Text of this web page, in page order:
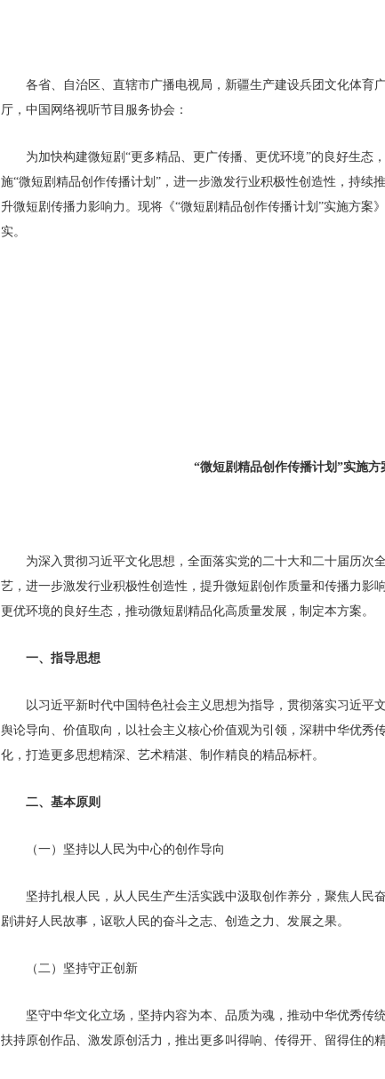
各省、自治区、直辖市广播电视局，新疆生产建设兵团文化体育
厅，中国网络视听节目服务协会：
为加快构建微短剧“更多精品、更广传播、更优环境”的良好生态
施“微短剧精品创作传播计划”，进一步激发行业积极性创造性，持续
升微短剧传播力影响力。现将《“微短剧精品创作传播计划”实施方案
实。
“微短剧精品创作传播计划”实施方
为深入贯彻习近平文化思想，全面落实党的二十大和二十届历次
艺，进一步激发行业积极性创造性，提升微短剧创作质量和传播力影
更优环境的良好生态，推动微短剧精品化高质量发展，制定本方案。
一、指导思想
以习近平新时代中国特色社会主义思想为指导，贯彻落实习近平
舆论导向、价值取向，以社会主义核心价值观为引领，深耕中华优秀
化，打造更多思想精深、艺术精湛、制作精良的精品标杆。
二、基本原则
（一）坚持以人民为中心的创作导向
坚持扎根人民，从人民生产生活实践中汲取创作养分，聚焦人民
剧讲好人民故事，讴歌人民的奋斗之志、创造之力、发展之果。
（二）坚持守正创新
坚守中华文化立场，坚持内容为本、品质为魂，推动中华优秀传
扶持原创作品、激发原创活力，推出更多叫得响、传得开、留得住的精